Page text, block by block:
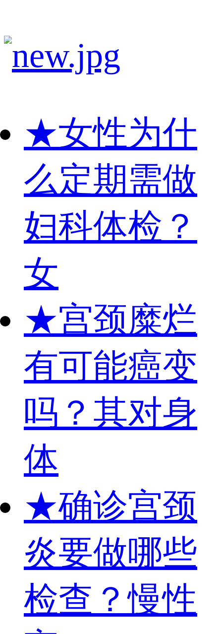
★女性为什
么定期需做
妇科体检？
女
★宫颈糜烂
有可能癌变
吗？其对身
体
★确诊宫颈
炎要做哪些
检查？慢性